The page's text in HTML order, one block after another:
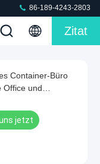
86-189-4243-2803
Zitat
Container-Büro
Office und
jetzt